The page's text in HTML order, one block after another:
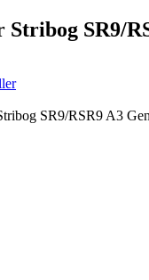
Stribog SR9/
SR9/RSR9 A3